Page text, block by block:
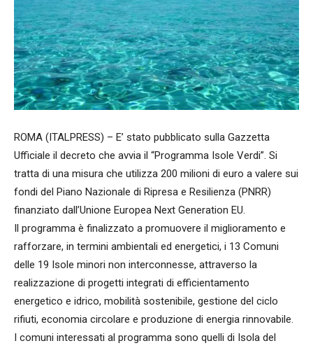
ROMA (ITALPRESS) – E’ stato pubblicato sulla Gazzetta
Ufficiale il decreto che avvia il “Programma Isole Verdi”. Si
tratta di una misura che utilizza 200 milioni di euro a valere sui
fondi del Piano Nazionale di Ripresa e Resilienza (PNRR)
finanziato dall’Unione Europea Next Generation EU.
Il programma è finalizzato a promuovere il miglioramento e
rafforzare, in termini ambientali ed energetici, i 13 Comuni
delle 19 Isole minori non interconnesse, attraverso la
realizzazione di progetti integrati di efficientamento
energetico e idrico, mobilità sostenibile, gestione del ciclo
rifiuti, economia circolare e produzione di energia rinnovabile.
I comuni interessati al programma sono quelli di Isola del